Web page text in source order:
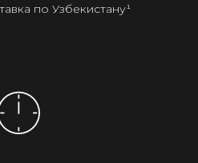
по Узбекистану¹